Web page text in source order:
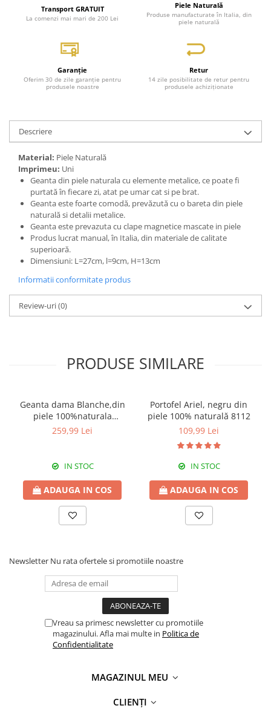
Transport GRATUIT
La comenzi mai mari de 200 Lei
Piele Naturală
Produse manufacturate în Italia, din
piele naturală
Garanție
Oferim 30 de zile garanție pentru
produsele noastre
Retur
14 zile posibilitate de retur pentru
produsele achiziționate
Descriere
Material: Piele Naturală
Imprimeu: Uni
Geanta din piele naturala cu elemente metalice, ce poate fi
purtată în fiecare zi, atat pe umar cat si pe brat.
Geanta este foarte comodă, prevăzută cu o bareta din piele
naturală si detalii metalice.
Geanta este prevazuta cu clape magnetice mascate in piele
Produs lucrat manual, în Italia, din materiale de calitate
superioară.
Dimensiuni: L=27cm, l=9cm, H=13cm
Informatii conformitate produs
Review-uri(0)
PRODUSE SIMILARE
Geanta dama Blanche,din
piele 100%naturala
Italia,8246,negru
259,99 Lei
IN STOC
ADAUGA IN COS
Portofel Ariel, negru din
piele 100% naturală 8112
109,99 Lei
IN STOC
ADAUGA IN COS
Newsletter Nu rata ofertele si promotiile noastre
Vreau sa primesc newsletter cu promotiile
magazinului. Afla mai multe in Politica de
Confidentialitate
MAGAZINUL MEU
CLIENȚI